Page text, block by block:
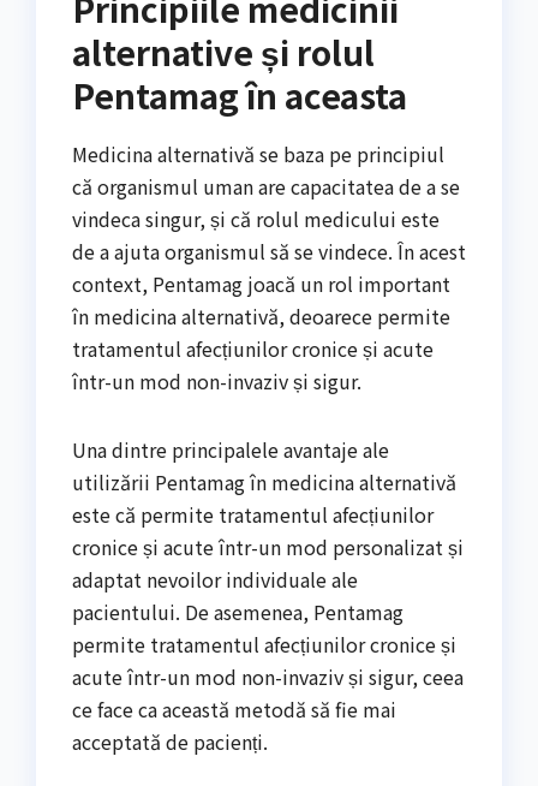
alternative și rolul
Pentamag în aceasta
Medicina alternativă se baza pe principiul
că organismul uman are capacitatea de a se
vindeca singur, și că rolul medicului este
de a ajuta organismul să se vindece. În acest
context, Pentamag joacă un rol important
în medicina alternativă, deoarece permite
tratamentul afecțiunilor cronice și acute
într-un mod non-invaziv și sigur.
Una dintre principalele avantaje ale
utilizării Pentamag în medicina alternativă
este că permite tratamentul afecțiunilor
cronice și acute într-un mod personalizat și
adaptat nevoilor individuale ale
pacientului. De asemenea, Pentamag
permite tratamentul afecțiunilor cronice și
acute într-un mod non-invaziv și sigur, ceea
ce face ca această metodă să fie mai
acceptată de pacienți.